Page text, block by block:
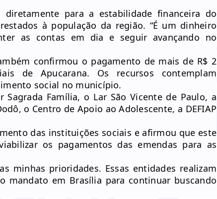
para a estabilidade financeira do
à população da região. “É um dinheiro
as contas em dia e seguir avançando no
confirmou o pagamento de mais de R$ 2
de Apucarana. Os recursos contemplam
social no município.
Família, o Lar São Vicente de Paulo, a
o Centro de Apoio ao Adolescente, a DEFIAP
das instituições sociais e afirmou que este
os pagamentos das emendas para as
minhas prioridades. Essas entidades realizam
mandato em Brasília para continuar buscando